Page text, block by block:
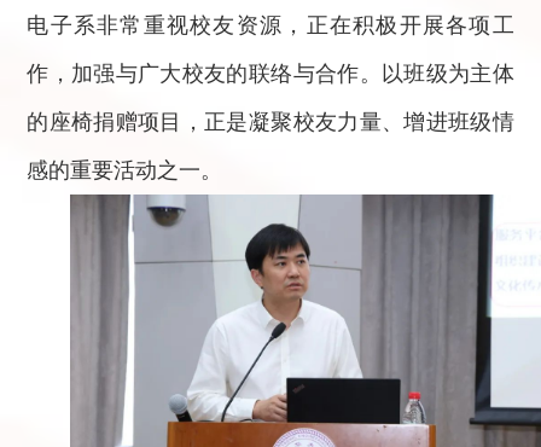
电子系非常重视校友资源，正在积极开展各项工
作，加强与广大校友的联络与合作。以班级为主体
的座椅捐赠项目，正是凝聚校友力量、增进班级情
感的重要活动之一。